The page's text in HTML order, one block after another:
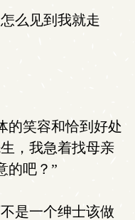
么见到我就走
笑容和恰到好处
，我急着找母亲
的吧？”
是一个绅士该做